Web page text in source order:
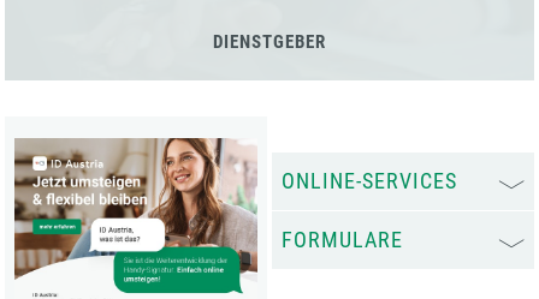
DIENSTGEBER
ONLINE-SERVICES
FORMULARE